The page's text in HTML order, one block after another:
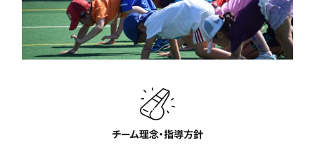
チーム理念・指導方針